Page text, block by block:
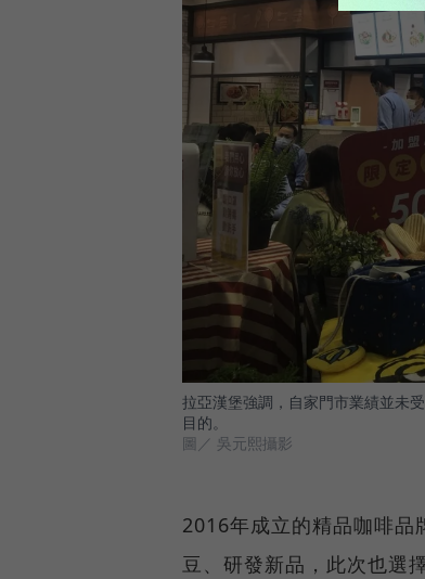
拉亞漢堡強調，自家門市業績並未
目的。
圖／ 吳元熙攝影
2016年成立的精品咖啡品
豆、研發新品，此次也選